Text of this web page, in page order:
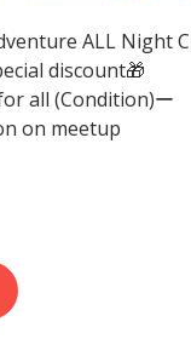
ALL Night
discount🎁
all (Condition)ー
on meetup